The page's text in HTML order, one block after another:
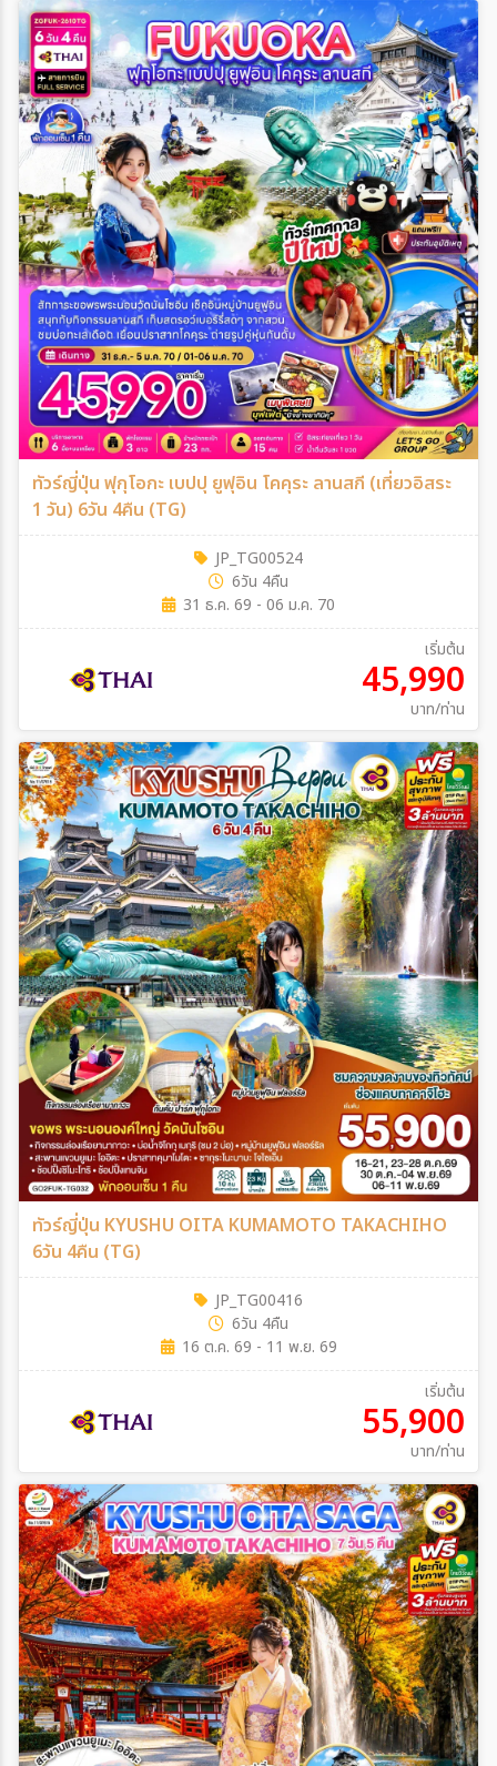
ทัวร์ญี่ปุ่น ฟุกุโอกะ เบปปุ ยูฟุอิน โคคุระ ลานสกี (เที่ยวอิสระ
1 วัน) 6วัน 4คืน (TG)
JP_TG00524
6วัน 4คืน
31 ธ.ค. 69 - 06 ม.ค. 70
เริ่มต้น
45,990
บาท/ท่าน
ทัวร์ญี่ปุ่น KYUSHU OITA KUMAMOTO TAKACHIHO
6วัน 4คืน (TG)
JP_TG00416
6วัน 4คืน
16 ต.ค. 69 - 11 พ.ย. 69
เริ่มต้น
55,900
บาท/ท่าน